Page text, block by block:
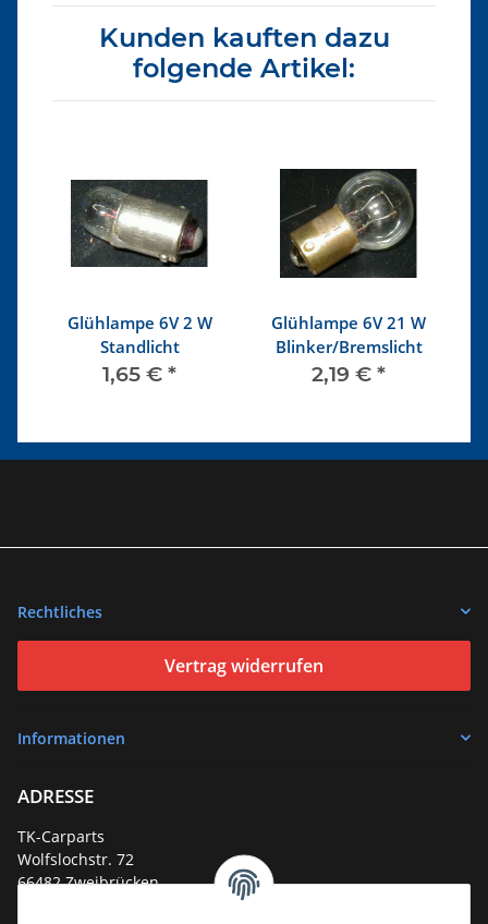
Kunden kauften dazu
folgende Artikel:
Glühlampe 6V 2 W
Standlicht
1,65 € *
Glühlampe 6V 21 W
Blinker/Bremslicht
2,19 € *
Rechtliches
Vertrag widerrufen
Informationen
ADRESSE
TK-Carparts
Wolfslochstr. 72
66482 Zweibrücken